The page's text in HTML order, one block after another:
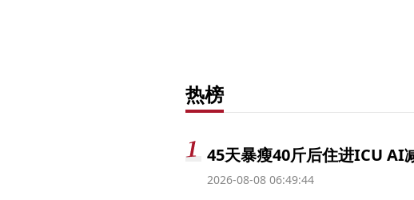
热榜
45天暴瘦40斤后住进ICU AI
2026-08-08 06:49:44